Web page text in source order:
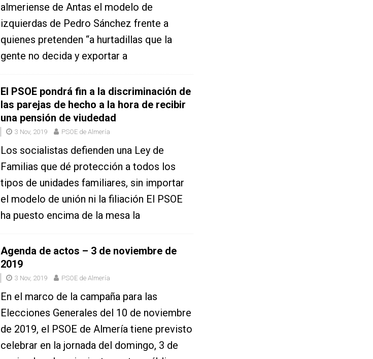
almeriense de Antas el modelo de
izquierdas de Pedro Sánchez frente a
quienes pretenden “a hurtadillas que la
gente no decida y exportar a
El PSOE pondrá fin a la discriminación de
las parejas de hecho a la hora de recibir
una pensión de viudedad
3 Nov, 2019 PSOE de Almería
Los socialistas defienden una Ley de
Familias que dé protección a todos los
tipos de unidades familiares, sin importar
el modelo de unión ni la filiación El PSOE
ha puesto encima de la mesa la
Agenda de actos – 3 de noviembre de
2019
3 Nov, 2019 PSOE de Almería
En el marco de la campaña para las
Elecciones Generales del 10 de noviembre
de 2019, el PSOE de Almería tiene previsto
celebrar en la jornada del domingo, 3 de